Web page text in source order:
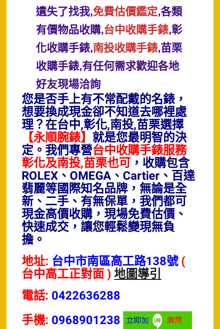
遺失了找我,免費估價鑑定,各類
有價物品收購,台中收購手錶,彰
化收購手錶,南投收購手錶,苗栗
收購手錶,有任何需求歡迎各地
好友現場洽詢
您是否手上有不常配戴的名錶，
想要換成現金卻不知道去哪裡處
理？在台中,彰化,南投,苗栗選擇
【永順腕錶】 就是您最明智的決
定。我們專營台中收購手錶服務
彰化及南投,苗栗也可 ，收購包含
ROLEX、OMEGA、Cartier、百達
翡麗等國際知名品牌，無論是全
新、二手、有無保單，我們都可
現金高價收購，現場免費估價、
快速成交，讓您輕鬆變現無負
擔。
地址: 台中市南區高工路138號(
台中高工正對面 )地圖導引
電話: 0422636288
手機: 0968901238